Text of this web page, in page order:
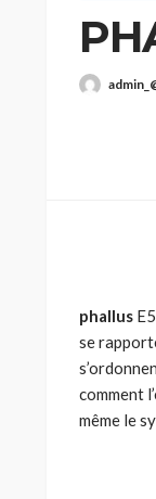
phallus
se
comment
même le